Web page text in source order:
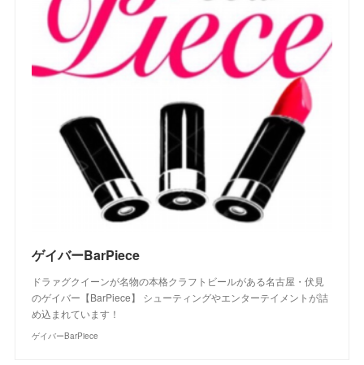
ゲイバーBarPiece
ドラァグクイーンが名物の本格クラフトビールがある名古屋・伏見
のゲイバー【BarPiece】 シューティングやエンターテイメントが詰
め込まれています！
ゲイバーBarPiece